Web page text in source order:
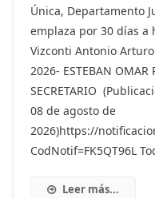
Única, Departamento
emplaza por 30 días a
Vizconti Antonio
2026- ESTEBAN OMAR
SECRETARIO
08 de agosto de
2026)https://
CodNotif=FK5QT96L
Leer más...